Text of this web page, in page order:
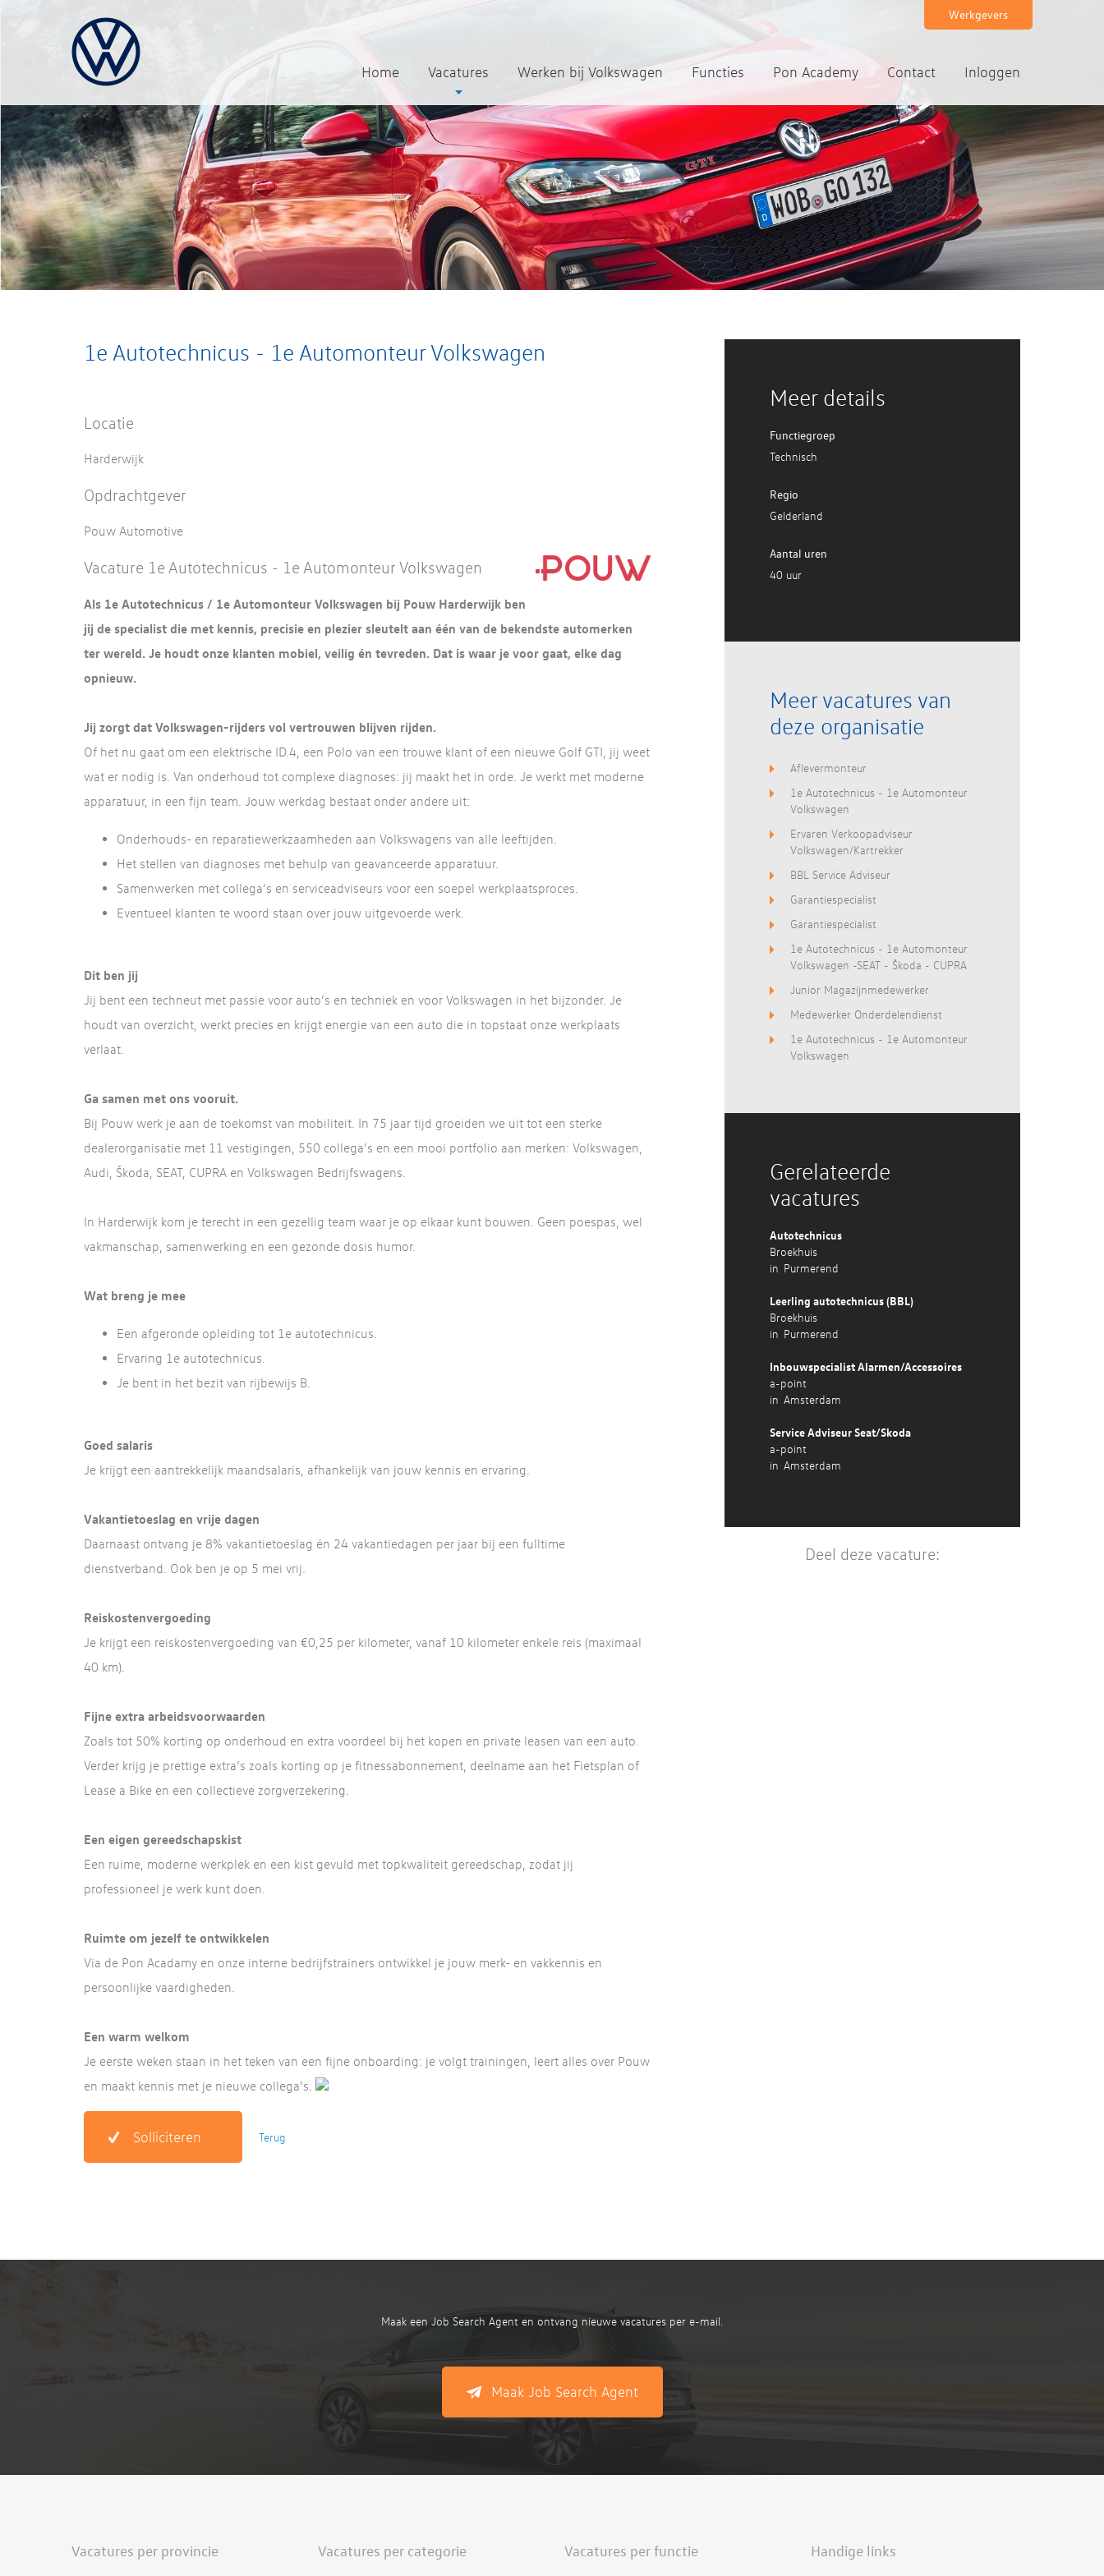
Home Vacatures Werken bij Volkswagen Functies Pon Academy Contact Inloggen
Werkgevers
1e Autotechnicus - 1e Automonteur Volkswagen
Locatie
Harderwijk
Opdrachtgever
Pouw Automotive
Vacature 1e Autotechnicus - 1e Automonteur Volkswagen
Als 1e Autotechnicus / 1e Automonteur Volkswagen bij Pouw Harderwijk ben
jij de specialist die met kennis, precisie en plezier sleutelt aan één van de bekendste automerken
ter wereld. Je houdt onze klanten mobiel, veilig én tevreden. Dat is waar je voor gaat, elke dag
opnieuw.
Jij zorgt dat Volkswagen-rijders vol vertrouwen blijven rijden.
Of het nu gaat om een elektrische ID.4, een Polo van een trouwe klant of een nieuwe Golf GTI, jij weet
wat er nodig is. Van onderhoud tot complexe diagnoses: jij maakt het in orde. Je werkt met moderne
apparatuur, in een fijn team. Jouw werkdag bestaat onder andere uit:
Onderhouds- en reparatiewerkzaamheden aan Volkswagens van alle leeftijden.
Het stellen van diagnoses met behulp van geavanceerde apparatuur.
Samenwerken met collega’s en serviceadviseurs voor een soepel werkplaatsproces.
Eventueel klanten te woord staan over jouw uitgevoerde werk.
Dit ben jij
Jij bent een techneut met passie voor auto’s en techniek en voor Volkswagen in het bijzonder. Je
houdt van overzicht, werkt precies en krijgt energie van een auto die in topstaat onze werkplaats
verlaat.
Ga samen met ons vooruit.
Bij Pouw werk je aan de toekomst van mobiliteit. In 75 jaar tijd groeiden we uit tot een sterke
dealerorganisatie met 11 vestigingen, 550 collega’s en een mooi portfolio aan merken: Volkswagen,
Audi, Škoda, SEAT, CUPRA en Volkswagen Bedrijfswagens.
In Harderwijk kom je terecht in een gezellig team waar je op elkaar kunt bouwen. Geen poespas, wel
vakmanschap, samenwerking en een gezonde dosis humor.
Wat breng je mee
Een afgeronde opleiding tot 1e autotechnicus.
Ervaring 1e autotechnicus.
Je bent in het bezit van rijbewijs B.
Goed salaris
Je krijgt een aantrekkelijk maandsalaris, afhankelijk van jouw kennis en ervaring.
Vakantietoeslag en vrije dagen
Daarnaast ontvang je 8% vakantietoeslag én 24 vakantiedagen per jaar bij een fulltime
dienstverband. Ook ben je op 5 mei vrij.
Reiskostenvergoeding
Je krijgt een reiskostenvergoeding van €0,25 per kilometer, vanaf 10 kilometer enkele reis (maximaal
40 km).
Fijne extra arbeidsvoorwaarden
Zoals tot 50% korting op onderhoud en extra voordeel bij het kopen en private leasen van een auto.
Verder krijg je prettige extra’s zoals korting op je fitnessabonnement, deelname aan het Fietsplan of
Lease a Bike en een collectieve zorgverzekering.
Een eigen gereedschapskist
Een ruime, moderne werkplek en een kist gevuld met topkwaliteit gereedschap, zodat jij
professioneel je werk kunt doen.
Ruimte om jezelf te ontwikkelen
Via de Pon Acadamy en onze interne bedrijfstrainers ontwikkel je jouw merk- en vakkennis en
persoonlijke vaardigheden.
Een warm welkom
Je eerste weken staan in het teken van een fijne onboarding: je volgt trainingen, leert alles over Pouw
en maakt kennis met je nieuwe collega’s.
Meer details
Functiegroep
Technisch
Regio
Gelderland
Aantal uren
40 uur
Meer vacatures van
deze organisatie
Aflevermonteur
1e Autotechnicus - 1e Automonteur
Volkswagen
Ervaren Verkoopadviseur
Volkswagen/Kartrekker
BBL Service Adviseur
Garantiespecialist
Garantiespecialist
1e Autotechnicus - 1e Automonteur
Volkswagen -SEAT - Škoda - CUPRA
Junior Magazijnmedewerker
Medewerker Onderdelendienst
1e Autotechnicus - 1e Automonteur
Volkswagen
Gerelateerde
vacatures
Autotechnicus
Broekhuis
in Purmerend
Leerling autotechnicus (BBL)
Broekhuis
in Purmerend
Inbouwspecialist Alarmen/Accessoires
a-point
in Amsterdam
Service Adviseur Seat/Skoda
a-point
in Amsterdam
Deel deze vacature:
Maak een Job Search Agent en ontvang nieuwe vacatures per e-mail.
Maak Job Search Agent
Vacatures per provincie Vacatures per categorie Vacatures per functie Handige links